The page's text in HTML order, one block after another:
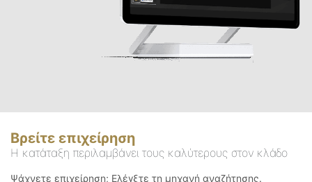
Βρείτε επιχείρηση
Η κατάταξη περιλαμβάνει τους καλύτερους στον κλάδο
Ψάχνετε επιχείρηση; Ελέγξτε τη μηχανή αναζήτησης.